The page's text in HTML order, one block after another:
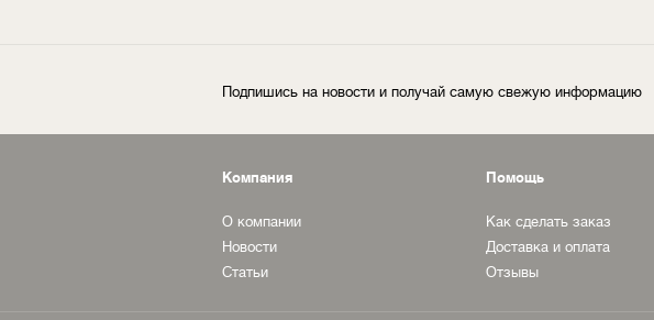
Подпишись на новости и получай самую свежую информацию
Компания
О компании
Новости
Статьи
Помощь
Как сделать заказ
Доставка и оплата
Отзывы